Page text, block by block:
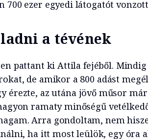
700 ezer egyedi látogatót
a tévének
pattant ki Attila fejéből.
de amikor a 800 adást
érezte, az utána jövő műsor
ramaty minőségű
Arra gondoltam, nem
ha itt most leülök, egy óra